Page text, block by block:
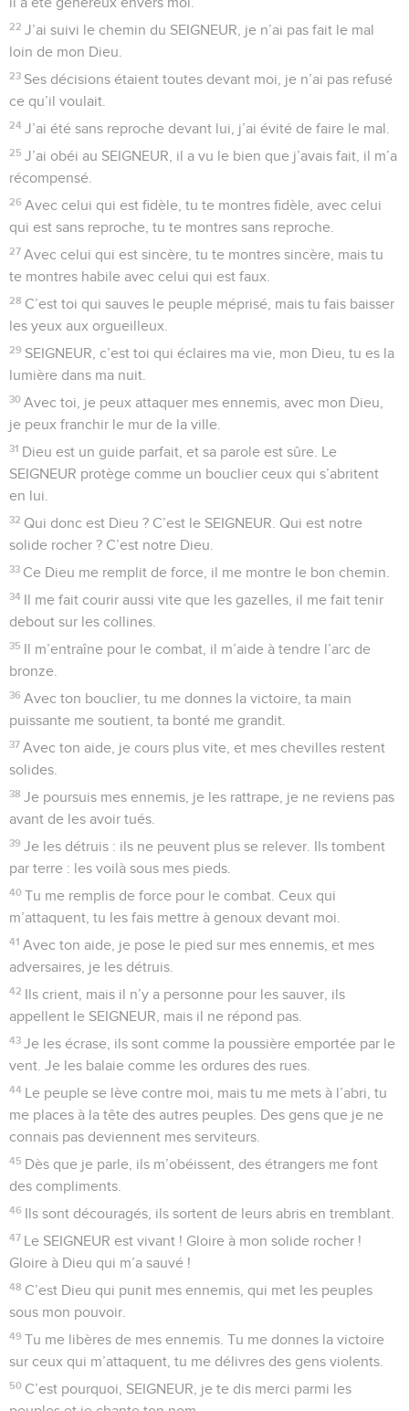
puissance et me rend libre. Mon Dieu est le rocher où je
m’abrite. Il est mon bouclier, mon puissant défenseur et mon
sauveur.
4 Louange au SEIGNEUR ! Je fais appel à lui, et il me sauve
de mes ennemis.
5 La mort m’avait déjà attaché, elle me faisait peur comme un
fleuve en colère.
6 La mort m’avait entouré de ses chaînes, ses pièges étaient
tendus sous mes pieds.
7 Dans mon malheur, j’ai fait appel au SEIGNEUR, j’ai crié
vers mon Dieu. De son temple, il a entendu ma voix, mon cri
est arrivé à ses oreilles.
8 Alors la terre s’est mise à bouger, les bases des montagnes
ont été secouées, elles ont tremblé devant la colère de Dieu.
9 Une fumée s’est élevée de ses narines, un feu terrible est
sorti de sa bouche avec des charbons brûlants.
10 Le SEIGNEUR a déroulé le ciel comme un tapis et il est
descendu, un nuage sombre sous ses pieds.
11 Le SEIGNEUR s’est envolé, porté par un chérubin, il planait
sur les ailes du vent.
12 Il s’est caché au cœur de la nuit, entouré de nuages
énormes, sombres comme l’eau profonde.
13 Une lumière éclatante le précédait, éclairs de feu et grêle
jaillissaient de ses épais nuages.
14 Au ciel, le SEIGNEUR a fait éclater son tonnerre, le Dieu
très-haut a fait entendre sa voix. Éclairs de feu et grêle
jaillissaient.
Le SEIGNEUR lançait ses flèches, ses ennemis partaient de
tous côtés. Il jetait ses éclairs, et tous s’enfuyaient.
SEIGNEUR, devant tes menaces, devant la tempête de ta
colère, le fond de la mer est apparu. Alors les fondations du
monde sont devenues visibles.
m’a retiré de l’eau menaçante.
SEIGNEUR est venu à mon aide.
il a été généreux envers moi.
loin de mon Dieu.
ce qu’il voulait.
J’ai été sans reproche devant lui, j’ai évité de faire le mal.
25 J’ai obéi au SEIGNEUR, il a vu le bien que j’avais fait, il m’a
récompensé.
26 Avec celui qui est fidèle, tu te montres fidèle, avec celui
qui est sans reproche, tu te montres sans reproche.
Avec celui qui est sincère, tu te montres sincère, mais tu
te montres habile avec celui qui est faux.
C’est toi qui sauves le peuple méprisé, mais tu fais baisser
les yeux aux orgueilleux.
SEIGNEUR, c’est toi qui éclaires ma vie, mon Dieu, tu es la
lumière dans ma nuit.
Avec toi, je peux attaquer mes ennemis, avec mon Dieu,